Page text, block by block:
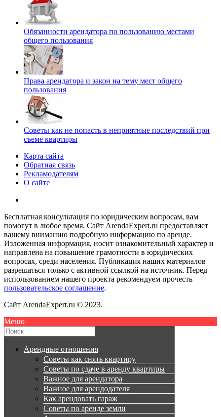
Обязанности арендатора по пользованию местами
общего пользования
Права арендатора и закон на тему мест общего
пользования
Советы как не попасть в неприятные последствий при
съеме квартиры
Карта сайта
Обратная связь
Рекламодателям
О сайте
Бесплатная консультация по юридическим вопросам, вам
помогут в любое время. Сайт ArendaExpert.ru предоставляет
вашему вниманию подробную информацию по аренде.
Изложенная информация, носит ознакомительный характер и
направлена на повышение грамотности в юридических
вопросах, среди населения. Публикация наших материалов
разрешаться только с активной ссылкой на источник. Перед
использованием нашего проекта рекомендуем прочесть
пользовательское соглашение.
Сайт ArendaExpert.ru © 2023.
Меню
Арендные отношения
Советы как снять квартиру
Советы по сдаче в аренду квартиры
Важное для арендатора
Важное для арендодателя
Как арендовать гараж
Советы по аренде земли